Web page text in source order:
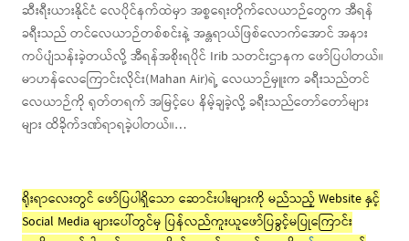
ဆီးရီးယားနိုင်ငံ လေပိုင်နက်ထဲမှာ အစ္စရေးတိုက်လေယာဉ်တွေက အီရန်
ခရီးသည် တင်လေယာဉ်တစ်စင်းနဲ့ အန္တရာယ်ဖြစ်လောက်အောင် အနား
ကပ်ပျံသန်းခဲ့တယ်လို့ အီရန်အစိုးရပိုင် Irib သတင်းဌာနက ဖော်ပြပါတယ်။
မာဟန်လေကြောင်းလိုင်း(Mahan Air)ရဲ့ လေယာဉ်မှူးက ခရီးသည်တင်
လေယာဉ်ကို ရုတ်တရက် အမြင့်ပေ နိမ့်ချခဲ့လို့ ခရီးသည်တော်တော်များ
များ ထိခိုက်ဒဏ်ရာရခဲ့ပါတယ်။…
ရိုးရာလေးတွင် ဖော်ပြပါရှိသော ဆောင်းပါးများကို မည်သည့် Website နှင့်
Social Media များပေါ်တွင်မှ ပြန်လည်ကူးယူဖော်ပြခွင့်မပြုကြောင်း